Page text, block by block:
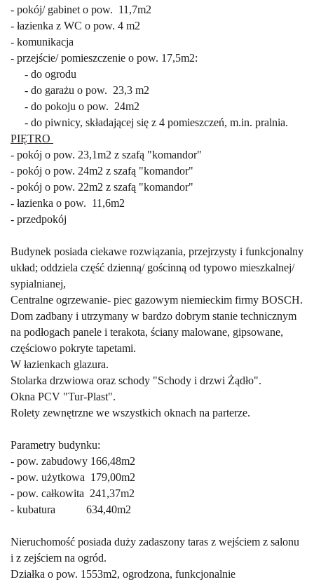
- pokój/ gabinet o pow. 11,7m2
- łazienka z WC o pow. 4 m2
- komunikacja
- przejście/ pomieszczenie o pow. 17,5m2:
- do ogrodu
- do garażu o pow. 23,3 m2
- do pokoju o pow. 24m2
- do piwnicy, składającej się z 4 pomieszczeń, m.in. pralnia.
PIĘTRO
- pokój o pow. 23,1m2 z szafą "komandor"
- pokój o pow. 24m2 z szafą "komandor"
- pokój o pow. 22m2 z szafą "komandor"
- łazienka o pow. 11,6m2
- przedpokój
Budynek posiada ciekawe rozwiązania, przejrzysty i funkcjonalny
układ; oddziela część dzienną/ gościnną od typowo mieszkalnej/
sypialnianej,
Centralne ogrzewanie- piec gazowym niemieckim firmy BOSCH.
Dom zadbany i utrzymany w bardzo dobrym stanie technicznym
na podłogach panele i terakota, ściany malowane, gipsowane,
częściowo pokryte tapetami.
W łazienkach glazura.
Stolarka drzwiowa oraz schody "Schody i drzwi Żądło".
Okna PCV "Tur-Plast".
Rolety zewnętrzne we wszystkich oknach na parterze.
Parametry budynku:
- pow. zabudowy 166,48m2
- pow. użytkowa 179,00m2
- pow. całkowita 241,37m2
- kubatura 634,40m2
Nieruchomość posiada duży zadaszony taras z wejściem z salonu
i z zejściem na ogród.
Działka o pow. 1553m2, ogrodzona, funkcjonalnie